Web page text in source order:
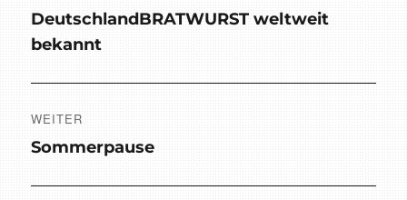
Vorheriger
Beitrag:
DeutschlandBRATWURST weltweit
bekannt
WEITER
Nächster
Sommerpause